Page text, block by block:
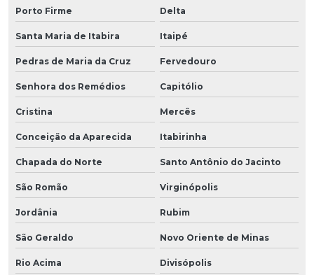
Porto Firme Delta
Santa Maria de Itabira Itaipé
Pedras de Maria da Cruz Fervedouro
Senhora dos Remédios Capitólio
Cristina Mercês
Conceição da Aparecida Itabirinha
Chapada do Norte Santo Antônio do Jacinto
São Romão Virginópolis
Jordânia Rubim
São Geraldo Novo Oriente de Minas
Rio Acima Divisópolis